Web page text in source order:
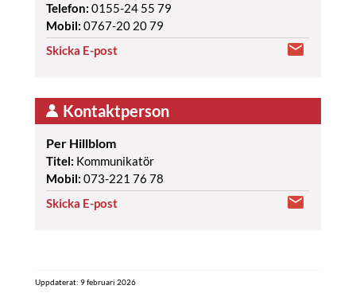
Telefon: 0155-24 55 79
Mobil: 0767-20 20 79
Skicka E-post
Kontaktperson
Per Hillblom
Titel: Kommunikatör
Mobil: 073-221 76 78
Skicka E-post
Uppdaterat: 9 februari 2026